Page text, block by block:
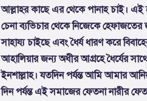
আল্লাহর কাছে এর থেকে পানাহ চাই। এই
চেনা ব্যভিচার থেকে নিজেকে
সাহায্য চাইছে এবং ধৈর্য ধারণ করে
আহালিয়ার জন্য অধীর আগ্রহে ধৈর্যের
ইনশাল্লাহ। যতদিন পর্যন্ত আমি আমার
দিন পর্যন্ত এই সমাজের ফেতনা নারীর